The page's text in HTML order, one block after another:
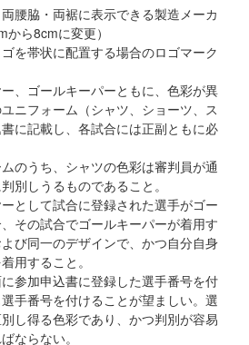
腰脇・両裾に表示できる製造メーカ
ら8cmに変更）
を帯状に配置する場合のロゴマーク
、ゴールキーパーともに、色彩が異
ニフォーム（シャツ、ショーツ、ス
に記載し、各試合には正副ともに必
のうち、シャツの色彩は審判員が通
別しうるものであること。
として試合に登録された選手がゴー
その試合でゴールキーパーが着用す
び同一のデザインで、かつ自分自身
用すること。
参加申込書に登録した選手番号を付
手番号を付けることが望ましい。選
し得る色彩であり、かつ判別が容易
ならない。